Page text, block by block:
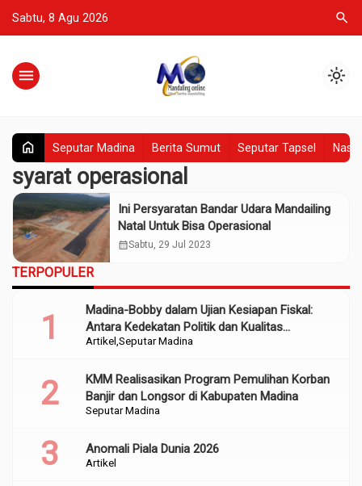
Sabtu, 8 Agu 2026 search
menu light_mode
home Seputar Madina Berita Sumut Seputar Tapsel
syarat operasional
Ini Persyaratan Bandar Udara Mandailing
Natal Untuk Bisa Operasional
calendar_monthSabtu, 29 Jul 2023
TERPOPULER
Artikel Seputar Madina
Madina-Bobby dalam Ujian Kesiapan Fiskal:
Antara Kedekatan Politik dan Kualitas
Perencanaan
Seputar Madina
KMM Realisasikan Program Pemulihan Korban
Banjir dan Longsor di Kabupaten Madina
Artikel
Anomali Piala Dunia 2026